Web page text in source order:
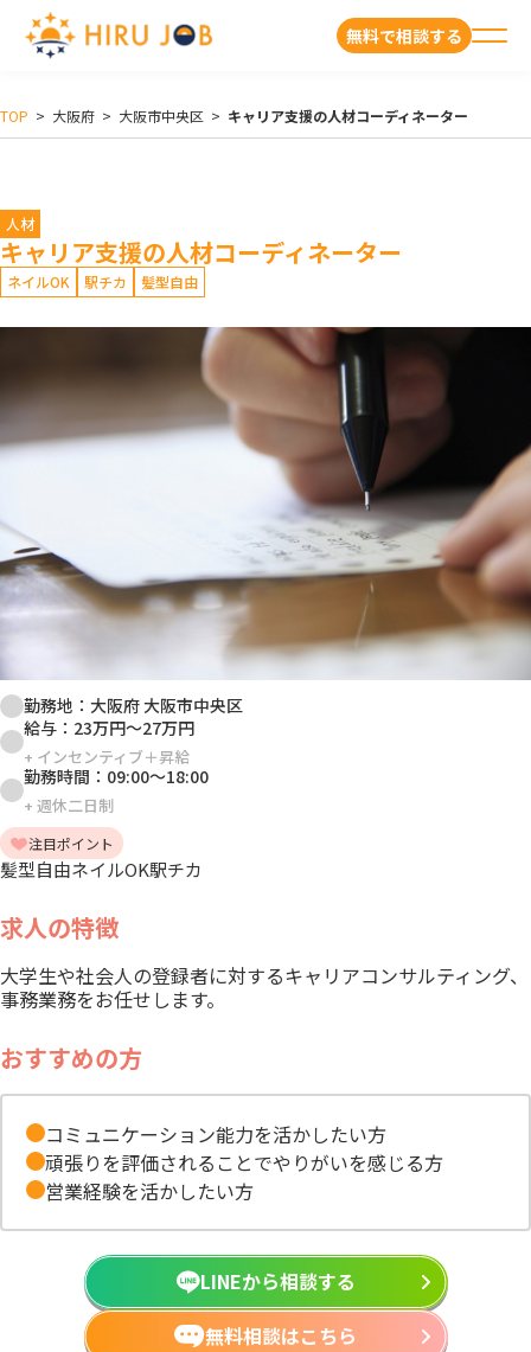
無料で相談する
TOP > 大阪府 > 大阪市中央区 > キャリア支援の人材コーディネーター
人材
キャリア支援の人材コーディネーター
ネイルOK 駅チカ 髪型自由
勤務地： 大阪府 大阪市中央区
給与： 23万円～27万円
+ インセンティブ＋昇給
勤務時間： 09:00～18:00
+ 週休二日制
注目ポイント
髪型自由ネイルOK駅チカ
求人の特徴
大学生や社会人の登録者に対するキャリアコンサルティング、
事務業務をお任せします。
おすすめの方
コミュニケーション能力を活かしたい方
頑張りを評価されることでやりがいを感じる方
営業経験を活かしたい方
LINEから相談する
無料相談はこちら